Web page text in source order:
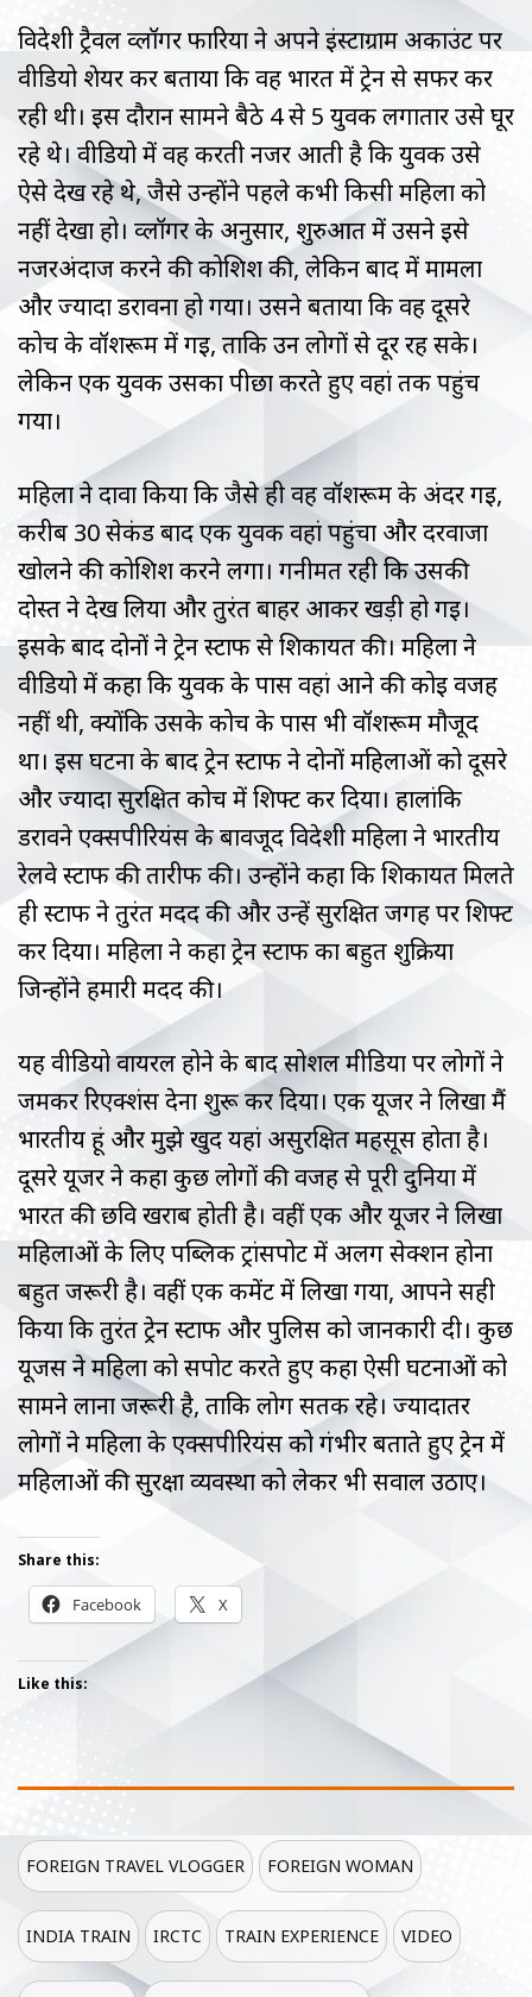
विदेशी ट्रैवल व्लॉगर फारिया ने अपने इंस्टाग्राम अकाउंट पर
वीडियो शेयर कर बताया कि वह भारत में ट्रेन से सफर कर
रही थी। इस दौरान सामने बैठे 4 से 5 युवक लगातार उसे घूर
रहे थे। वीडियो में वह करती नजर आती है कि युवक उसे
ऐसे देख रहे थे, जैसे उन्होंने पहले कभी किसी महिला को
नहीं देखा हो। व्लॉगर के अनुसार, शुरुआत में उसने इसे
नजरअंदाज करने की कोशिश की, लेकिन बाद में मामला
और ज्यादा डरावना हो गया। उसने बताया कि वह दूसरे
कोच के वॉशरूम में गई, ताकि उन लोगों से दूर रह सके।
लेकिन एक युवक उसका पीछा करते हुए वहां तक पहुंच
गया।
महिला ने दावा किया कि जैसे ही वह वॉशरूम के अंदर गई,
करीब 30 सेकंड बाद एक युवक वहां पहुंचा और दरवाजा
खोलने की कोशिश करने लगा। गनीमत रही कि उसकी
दोस्त ने देख लिया और तुरंत बाहर आकर खड़ी हो गई।
इसके बाद दोनों ने ट्रेन स्टाफ से शिकायत की। महिला ने
वीडियो में कहा कि युवक के पास वहां आने की कोई वजह
नहीं थी, क्योंकि उसके कोच के पास भी वॉशरूम मौजूद
था। इस घटना के बाद ट्रेन स्टाफ ने दोनों महिलाओं को दूसरे
और ज्यादा सुरक्षित कोच में शिफ्ट कर दिया। हालांकि
डरावने एक्सपीरियंस के बावजूद विदेशी महिला ने भारतीय
रेलवे स्टाफ की तारीफ की। उन्होंने कहा कि शिकायत मिलते
ही स्टाफ ने तुरंत मदद की और उन्हें सुरक्षित जगह पर शिफ्ट
कर दिया। महिला ने कहा ट्रेन स्टाफ का बहुत शुक्रिया
जिन्होंने हमारी मदद की।
यह वीडियो वायरल होने के बाद सोशल मीडिया पर लोगों ने
जमकर रिएक्शंस देना शुरू कर दिया। एक यूजर ने लिखा मैं
भारतीय हूं और मुझे खुद यहां असुरक्षित महसूस होता है।
दूसरे यूजर ने कहा कुछ लोगों की वजह से पूरी दुनिया में
भारत की छवि खराब होती है। वहीं एक और यूजर ने लिखा
महिलाओं के लिए पब्लिक ट्रांसपोर्ट में अलग सेक्शन होना
बहुत जरूरी है। वहीं एक कमेंट में लिखा गया, आपने सही
किया कि तुरंत ट्रेन स्टाफ और पुलिस को जानकारी दी। कुछ
यूजर्स ने महिला को सपोर्ट करते हुए कहा ऐसी घटनाओं को
सामने लाना जरूरी है, ताकि लोग सतर्क रहे। ज्यादातर
लोगों ने महिला के एक्सपीरियंस को गंभीर बताते हुए ट्रेन में
महिलाओं की सुरक्षा व्यवस्था को लेकर भी सवाल उठाए।
Share this:
Facebook X
Like this:
FOREIGN TRAVEL VLOGGER FOREIGN WOMAN
INDIA TRAIN IRCTC TRAIN EXPERIENCE VIDEO